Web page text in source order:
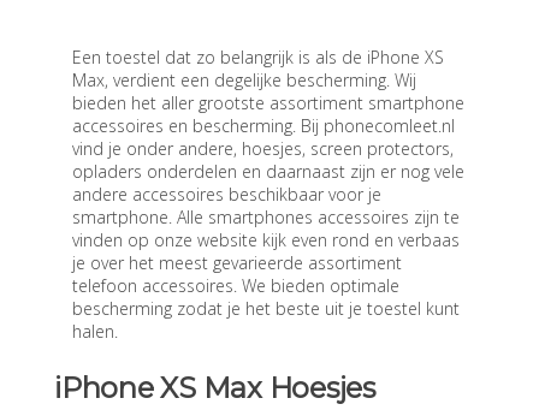
Een toestel dat zo belangrijk is als de iPhone XS
Max, verdient een degelijke bescherming. Wij
bieden het aller grootste assortiment smartphone
accessoires en bescherming. Bij phonecomleet.nl
vind je onder andere, hoesjes, screen protectors,
opladers onderdelen en daarnaast zijn er nog vele
andere accessoires beschikbaar voor je
smartphone. Alle smartphones accessoires zijn te
vinden op onze website kijk even rond en verbaas
je over het meest gevarieerde assortiment
telefoon accessoires. We bieden optimale
bescherming zodat je het beste uit je toestel kunt
halen.
iPhone XS Max Hoesjes